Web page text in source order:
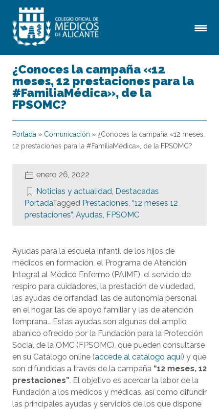
¿Conoces la campaña «12
meses, 12 prestaciones para la
#FamiliaMédica», de la
FPSOMC?
Portada » Comunicación » ¿Conoces la campaña «12 meses,
12 prestaciones para la #FamiliaMédica», de la FPSOMC?
enero 26, 2022
Noticias y actualidad, Destacadas
PortadaTagged Prestaciones, “12 meses 12
prestaciones”, Ayudas, FPSOMC
Ayudas para la escuela infantil de los hijos de
médicos en formación, el Programa de Atención
Integral al Médico Enfermo (PAIME), el servicio de
respiro para cuidadores, la prestación de viudedad,
las ayudas de orfandad, las de autonomía personal
en el hogar, las de apoyo familiar y las de atención
temprana… Estas ayudas son algunas del amplio
abanico ofrecido por la Fundación para la Protección
Social de la OMC (FPSOMC), que pueden consultarse
en su Catálogo online (accede al catálogo aquí) y que
son difundidas a través de la campaña “12 meses, 12
prestaciones”. El objetivo es acercar la labor de la
Fundación a los médicos y médicas. así como difundir
las principales ayudas y servicios de los que dispone